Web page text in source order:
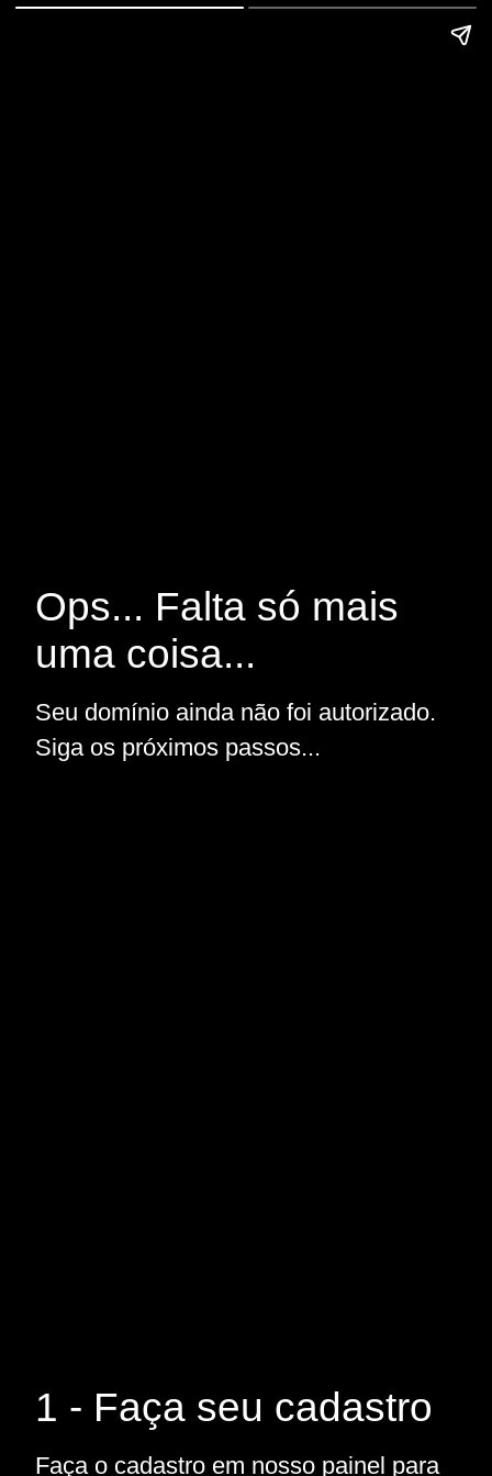
Ops... Falta só mais
uma coisa...
Seu domínio ainda não foi autorizado.
Siga os próximos passos...
1 - Faça seu cadastro
Faça o cadastro em nosso painel para